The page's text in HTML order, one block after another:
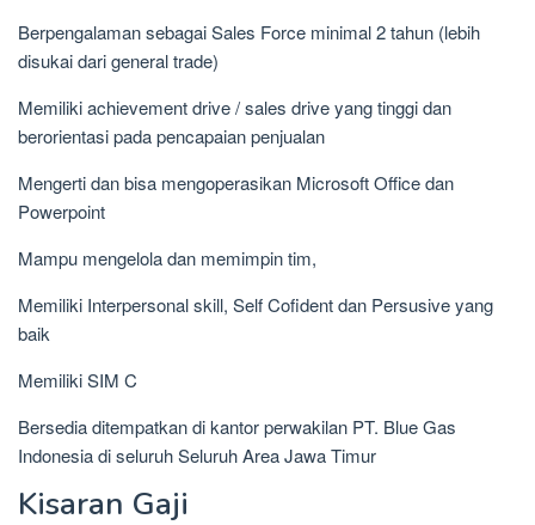
Berpengalaman sebagai Sales Force minimal 2 tahun (lebih
disukai dari general trade)
Memiliki achievement drive / sales drive yang tinggi dan
berorientasi pada pencapaian penjualan
Mengerti dan bisa mengoperasikan Microsoft Office dan
Powerpoint
Mampu mengelola dan memimpin tim,
Memiliki Interpersonal skill, Self Cofident dan Persusive yang
baik
Memiliki SIM C
Bersedia ditempatkan di kantor perwakilan PT. Blue Gas
Indonesia di seluruh Seluruh Area Jawa Timur
Kisaran Gaji